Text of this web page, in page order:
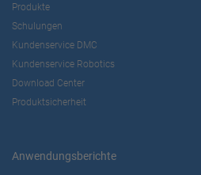
Produkte
Schulungen
Kundenservice DMC
Kundenservice Robotics
Download Center
Produktsicherheit
Anwendungsberichte